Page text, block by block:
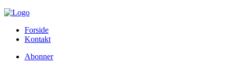
Forside
Kontakt
Abonner